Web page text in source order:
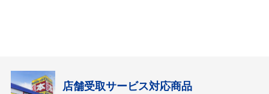
店舗受取サービス対応商品